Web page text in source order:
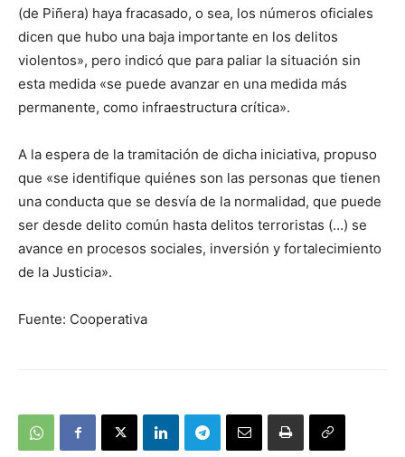
(de Piñera) haya fracasado, o sea, los números oficiales
dicen que hubo una baja importante en los delitos
violentos», pero indicó que para paliar la situación sin
esta medida «se puede avanzar en una medida más
permanente, como infraestructura crítica».
A la espera de la tramitación de dicha iniciativa, propuso
que «se identifique quiénes son las personas que tienen
una conducta que se desvía de la normalidad, que puede
ser desde delito común hasta delitos terroristas (…) se
avance en procesos sociales, inversión y fortalecimiento
de la Justicia».
Fuente: Cooperativa